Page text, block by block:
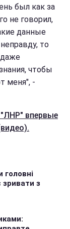
был как за
не говорил,
данные
то
даже
чтобы
меня", -
"ЛНР" впервые
головні
з